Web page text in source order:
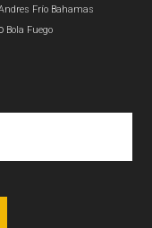
Frío Bahamas
Bola Fuego